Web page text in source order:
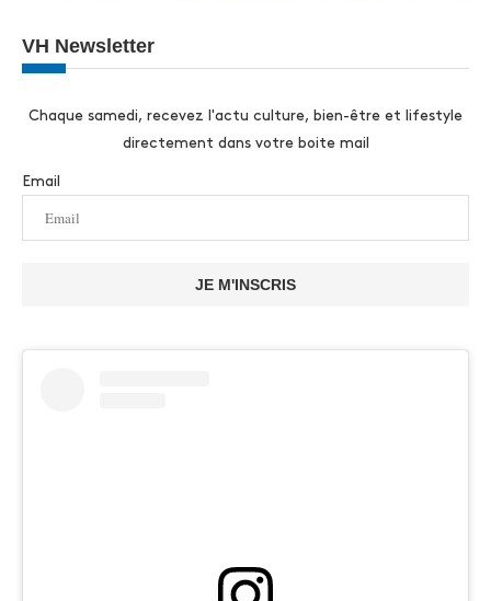
VH Newsletter
Chaque samedi, recevez l'actu culture, bien-être et lifestyle
directement dans votre boite mail
Email
JE M'INSCRIS